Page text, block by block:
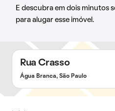
E descubra em dois minutos
para alugar esse imóvel.
Rua Crasso
Água Branca, São Paulo